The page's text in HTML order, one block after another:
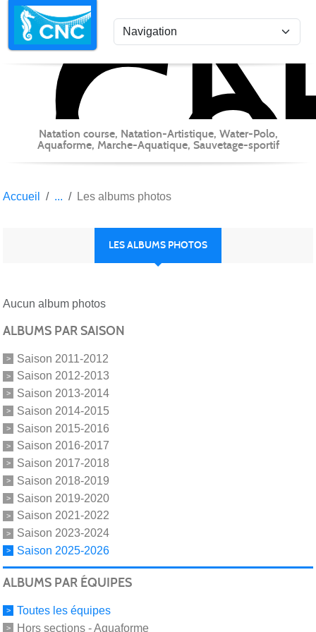
Natation course, Natation-Artistique, Water-Polo,
Aquaforme, Marche-Aquatique, Sauvetage-sportif
Accueil Les albums photos
LES ALBUMS PHOTOS
Aucun album photos
ALBUMS PAR SAISON
Saison 2011-2012
Saison 2012-2013
Saison 2013-2014
Saison 2014-2015
Saison 2015-2016
Saison 2016-2017
Saison 2017-2018
Saison 2018-2019
Saison 2019-2020
Saison 2021-2022
Saison 2023-2024
Saison 2025-2026
ALBUMS PAR ÉQUIPES
Toutes les équipes
Hors sections - Aquaforme
Panneau de gestion des cookies